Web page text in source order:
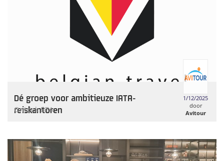
Dé groep voor ambitieuze IATA-
reiskantoren
Ontdek BTA
1/12/2025
door
Avitour